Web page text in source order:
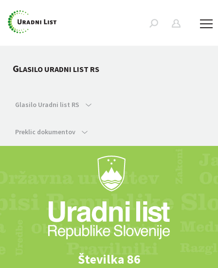
GLASILO URADNI LIST RS
Glasilo Uradni list RS
Preklic dokumentov
Številka 86